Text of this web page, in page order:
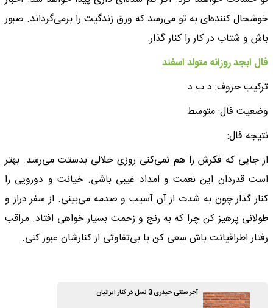
خوشحال کننده‌ای به تو می‌رسد که ورق زندگیت را برمی‌گرداند. صبور
باش و شتاب در کار را کنار گذار.
فال ابجد روزانه متولد اسفند
ترکیب حروف: د ب د
وضعیت فال: متوسط
نتیجه فال:
از جایی که فکرش را هم نمی‌کنی روزی حلالی بدستت می‌رسد. بهتر
است قدردان این نعمت و امداد غیبی باشی. خیانت و دورویی را
کنار گذار چون به شدت از آن آسیب و صدمه می‌بینی. از سفر دراز و
طولانی پرهیز کن چرا که به رنج و زحمت بسیار خواهی افتاد. مراقب
رفتار اطرافیانت باش سعی کن با بی‌تفاوتی از کنارشان عبور کنی.
آجر سنتی حیدری 3 نسل در کنار ایرانیان